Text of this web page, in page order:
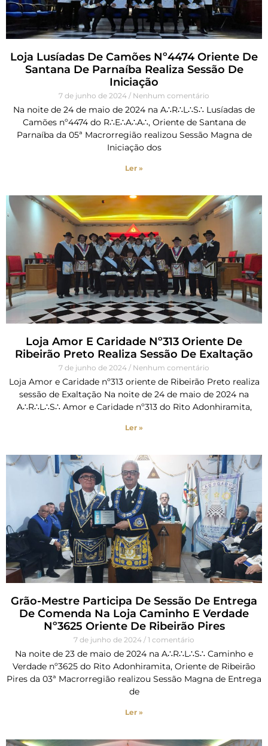
Loja Lusíadas De Camões Nº4474 Oriente De
Santana De Parnaíba Realiza Sessão De
Iniciação
7 de junho de 2024 Nenhum comentário
Na noite de 24 de maio de 2024 na A∴R∴L∴S∴ Lusíadas de
Camões nº4474 do R∴E∴A∴A∴, Oriente de Santana de
Parnaíba da 05ª Macrorregião realizou Sessão Magna de
Iniciação dos
Ler »
Loja Amor E Caridade Nº313 Oriente De
Ribeirão Preto Realiza Sessão De Exaltação
7 de junho de 2024 Nenhum comentário
Loja Amor e Caridade nº313 oriente de Ribeirão Preto realiza
sessão de Exaltação Na noite de 24 de maio de 2024 na
A∴R∴L∴S∴ Amor e Caridade nº313 do Rito Adonhiramita,
Ler »
Grão-Mestre Participa De Sessão De Entrega
De Comenda Na Loja Caminho E Verdade
Nº3625 Oriente De Ribeirão Pires
7 de junho de 2024 1 comentário
Na noite de 23 de maio de 2024 na A∴R∴L∴S∴ Caminho e
Verdade nº3625 do Rito Adonhiramita, Oriente de Ribeirão
Pires da 03ª Macrorregião realizou Sessão Magna de Entrega
de
Ler »